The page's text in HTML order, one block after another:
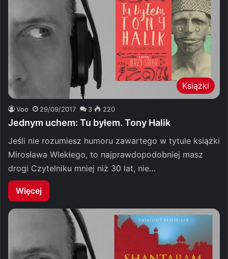
Książki
Voo 29/09/2017 3 220
Jednym uchem: Tu byłem. Tony Halik
Jeśli nie rozumiesz humoru zawartego w tytule książki
Mirosława Wlekłego, to najprawdopodobniej masz
drogi Czytelniku mniej niż 30 lat, nie…
Więcej